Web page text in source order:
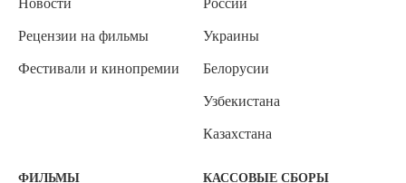
Рецензии на фильмы
Фестивали и кинопремии
Украины
Белорусии
Узбекистана
Казахстана
ФИЛЬМЫ КАССОВЫЕ СБОРЫ